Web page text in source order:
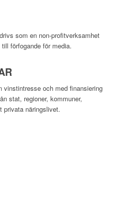
som en non-profitverksamhet
förfogande för media.
och med finansiering
stat, regioner, kommuner,
privata näringslivet.